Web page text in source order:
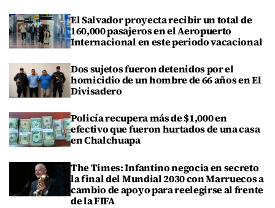
El Salvador proyecta recibir un total de
160,000 pasajeros en el Aeropuerto
Internacional en este periodo vacacional
Dos sujetos fueron detenidos por el
homicidio de un hombre de 66 años en El
Divisadero
Policía recupera más de $1,000 en
efectivo que fueron hurtados de una casa
en Chalchuapa
The Times: Infantino negocia en secreto
la final del Mundial 2030 con Marruecos a
cambio de apoyo para reelegirse al frente
de la FIFA